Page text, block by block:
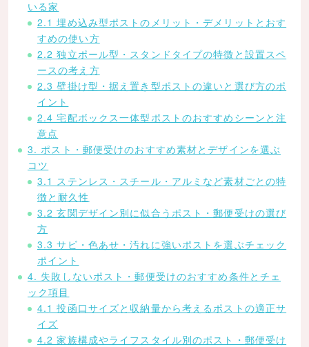
いる家
2.1 埋め込み型ポストのメリット・デメリットとおす
すめの使い方
2.2 独立ポール型・スタンドタイプの特徴と設置スペ
ースの考え方
2.3 壁掛け型・据え置き型ポストの違いと選び方のポ
イント
2.4 宅配ボックス一体型ポストのおすすめシーンと注
意点
3. ポスト・郵便受けのおすすめ素材とデザインを選ぶ
コツ
3.1 ステンレス・スチール・アルミなど素材ごとの特
徴と耐久性
3.2 玄関デザイン別に似合うポスト・郵便受けの選び
方
3.3 サビ・色あせ・汚れに強いポストを選ぶチェック
ポイント
4. 失敗しないポスト・郵便受けのおすすめ条件とチェ
ック項目
4.1 投函口サイズと収納量から考えるポストの適正サ
イズ
4.2 家族構成やライフスタイル別のポスト・郵便受け